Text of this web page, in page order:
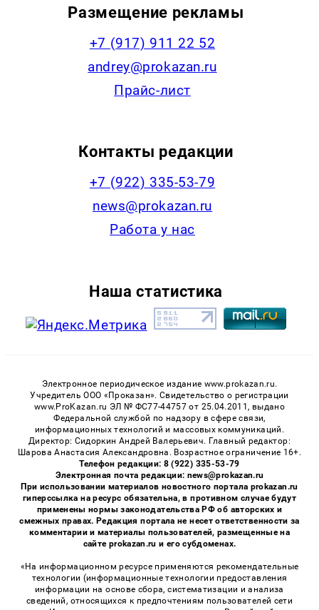
Размещение рекламы
+7 (917) 911 22 52
andrey@prokazan.ru
Прайс-лист
Контакты редакции
+7 (922) 335-53-79
news@prokazan.ru
Работа у нас
Наша статистика
Электронное периодическое издание www.prokazan.ru.
Учредитель ООО «Проказан». Cвидетельство о регистрации
www.ProKazan.ru ЭЛ № ФС77-44757 от 25.04.2011, выдано
Федеральной службой по надзору в сфере связи,
информационных технологий и массовых коммуникаций.
Директор: Сидоркин Андрей Валерьевич. Главный редактор:
Шарова Анастасия Александровна. Возрастное ограничение 16+.
Телефон редакции: 8 (922) 335-53-79
Электронная почта редакции: news@prokazan.ru
При использовании материалов новостного портала prokazan.ru
гиперссылка на ресурс обязательна, в противном случае будут
применены нормы законодательства РФ об авторских и
смежных правах. Редакция портала не несет ответственности за
комментарии и материалы пользователей, размещенные на
сайте prokazan.ru и его субдоменах.
«На информационном ресурсе применяются рекомендательные
технологии (информационные технологии предоставления
информации на основе сбора, систематизации и анализа
сведений, относящихся к предпочтениям пользователей сети